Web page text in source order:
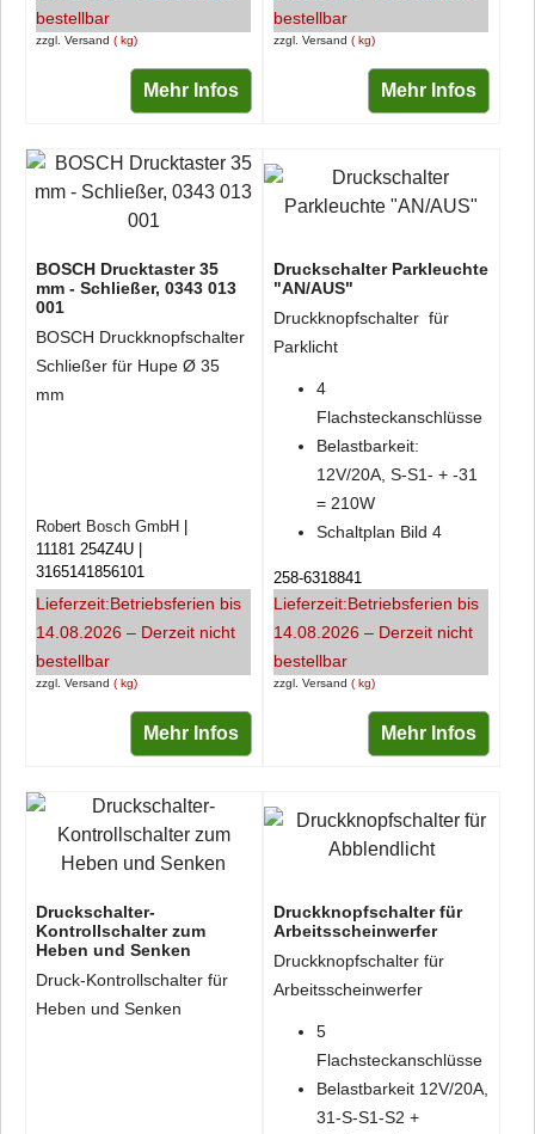
zzgl. Versand kg
bestellbar
Mehr Infos
zzgl. Versand kg
bestellbar
Mehr Infos
BOSCH Drucktaster 35
mm - Schließer, 0343 013
001
BOSCH Druckknopfschalter
Schließer für Hupe Ø 35
mm
zzgl. Versand kg
Robert Bosch GmbH
11181 254Z4U
3165141856101
Lieferzeit:Betriebsferien bis
14.08.2026 – Derzeit nicht
bestellbar
Mehr Infos
Druckschalter Parkleuchte
"AN/AUS"
Druckknopfschalter für
Parklicht
4
Flachsteckanschlüsse
Belastbarkeit:
12V/20A, S-S1- + -31
= 210W
Schaltplan Bild 4
zzgl. Versand kg
258-6318841
Lieferzeit:Betriebsferien bis
14.08.2026 – Derzeit nicht
bestellbar
Mehr Infos
Druckschalter-
Kontrollschalter zum
Heben und Senken
Druck-Kontrollschalter für
Heben und Senken
Druckknopfschalter für
Arbeitsscheinwerfer
Druckknopfschalter für
Arbeitsscheinwerfer
5
Flachsteckanschlüsse
Belastbarkeit 12V/20A,
31-S-S1-S2 +